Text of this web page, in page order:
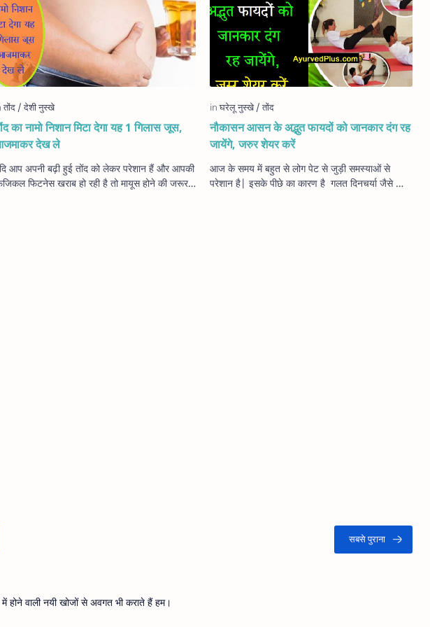
का नामो निशान मिटा देगा यह 1 गिलास जूस,
देख ले
आप अपनी बढ़ी हुई तोंद को लेकर परेशान हैं और आपकी
फिटनेस खराब हो रही है तो मायूस होने की जरूरत
नौकासन आसन के अद्भुत फायदों को जानकार दंग रह
जायेंगे, जरुर शेयर करें
आज के समय में बहुत से लोग पेट से जुड़ी समस्याओं से
परेशान है| इसके पीछे का कारण है गलत दिनचर्या जैसे की
होने वाली नयी खोजों से अवगत भी कराते हैं हम।